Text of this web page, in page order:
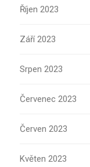
Říjen 2023
Září 2023
Srpen 2023
Červenec 2023
Červen 2023
Květen 2023